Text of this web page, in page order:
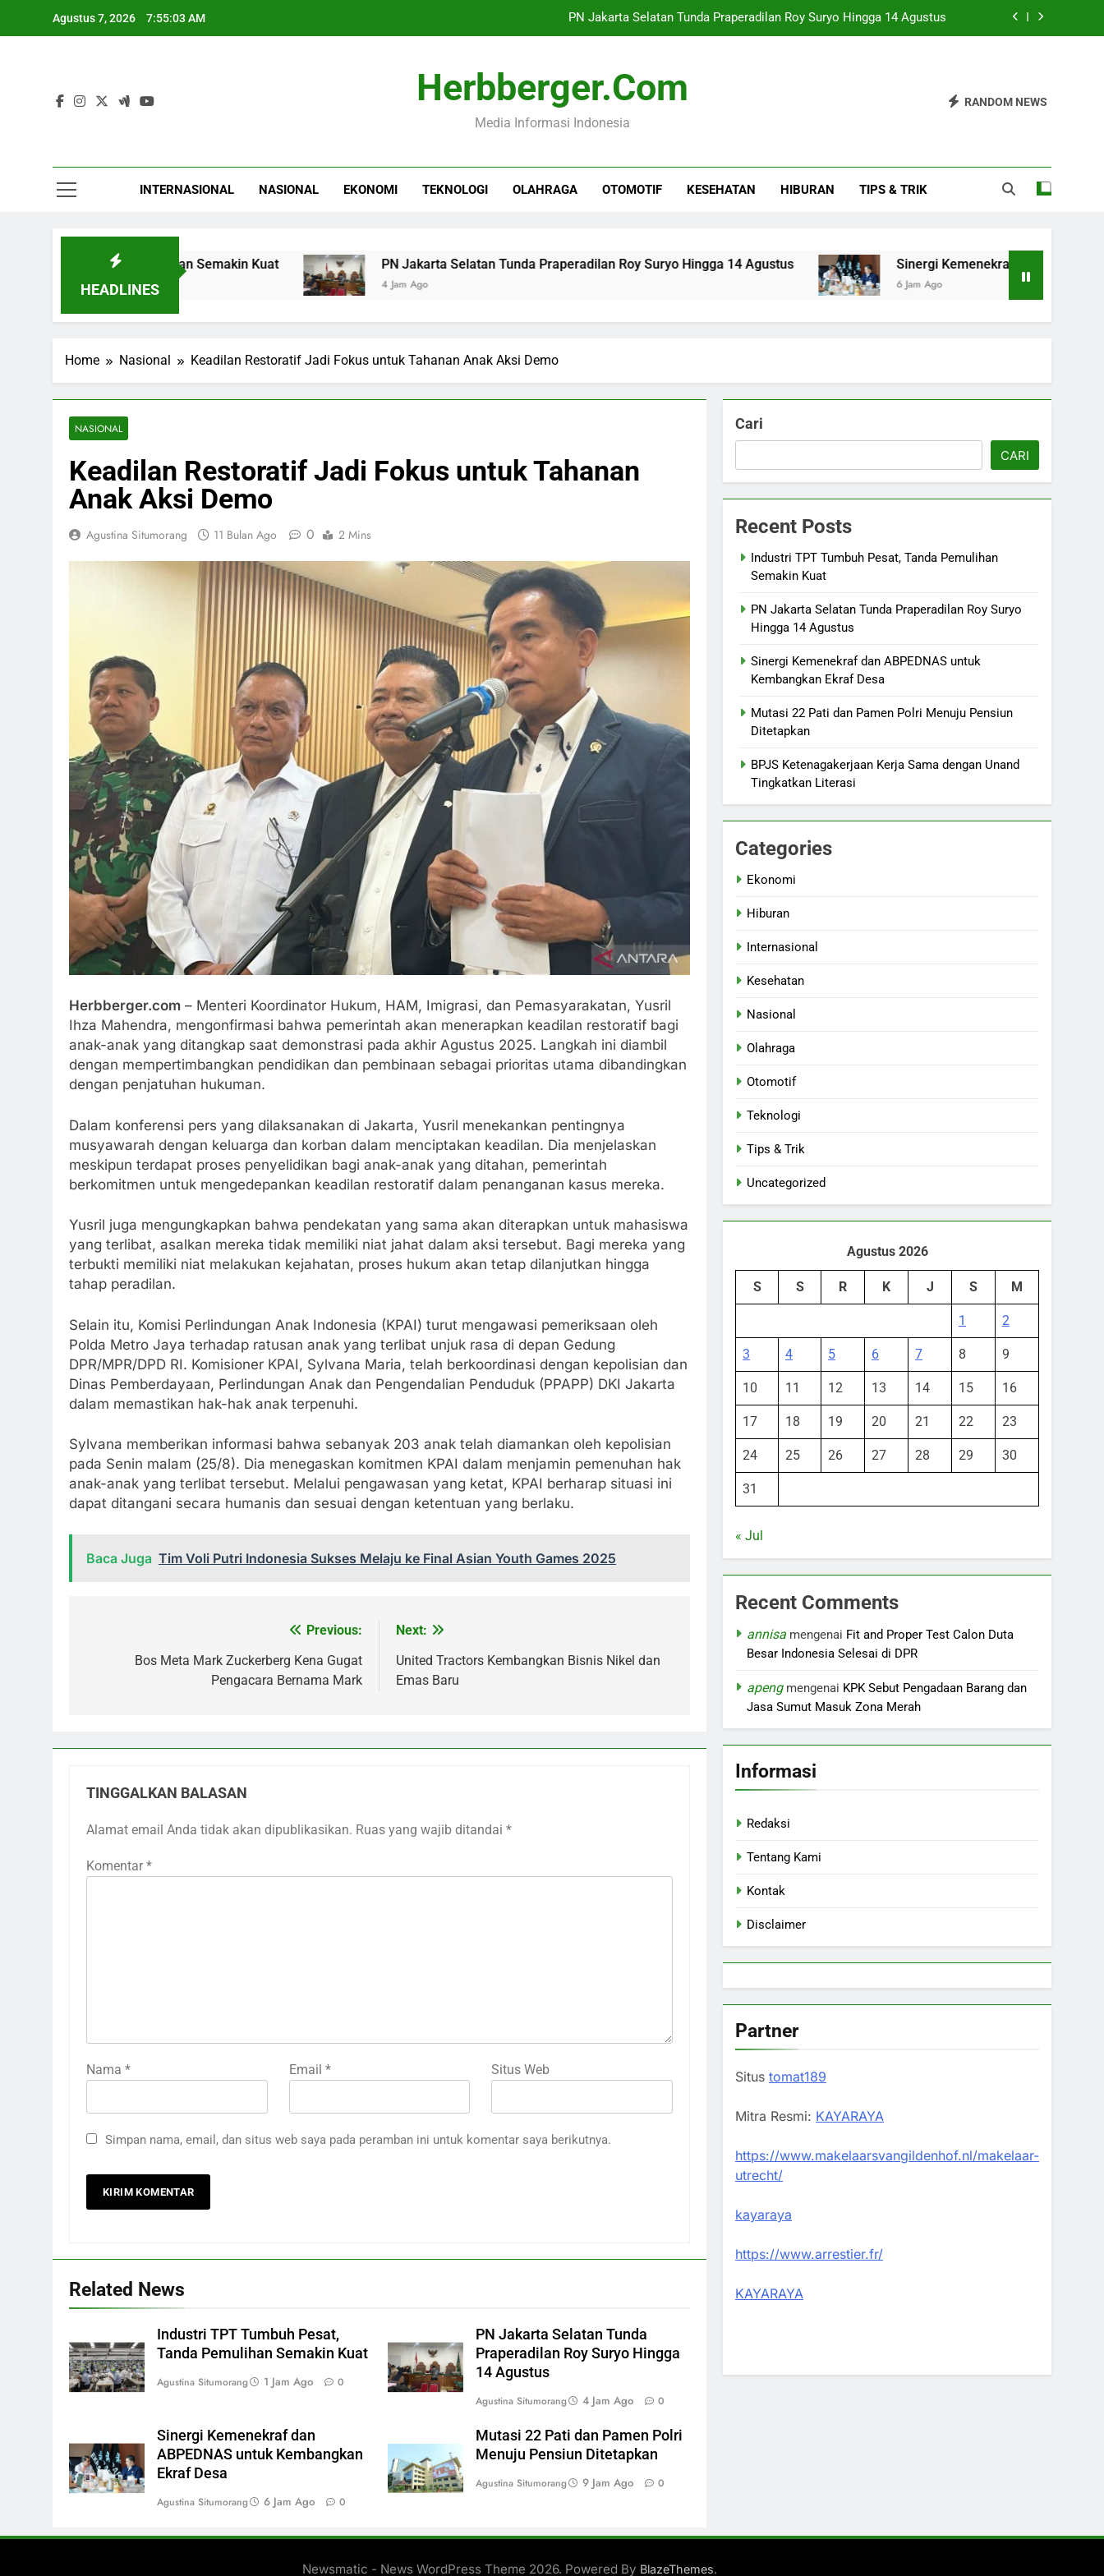
Agustus 7, 2026 7:55:04 AM PN Jakarta Selatan Tunda Praperadilan Roy Suryo Hingga 14 Agustus
Mutasi 22 Pati dan Pamen Polri Menuju Pensiun Ditetapkan
Industri TPT Tumbuh Pesat, Tanda Pemulihan Semakin Kuat
Sinergi Kemenekraf dan ABPEDNAS untuk Kembangkan Ekraf Desa
Herbberger.com
Media Informasi Indonesia
RANDOM NEWS
INTERNASIONAL NASIONAL EKONOMI TEKNOLOGI OLAHRAGA OTOMOTIF KESEHATAN HIBURAN TIPS & TRIK
HEADLINES
Tanda Pemulihan Semakin Kuat PN Jakarta Selatan Tunda Praperadilan Roy Suryo Hingga 14 Agustus
4 Jam Ago
Sinergi Kemenekraf dan ABPEDNAS untuk
6 Jam Ago
Home Nasional Keadilan Restoratif Jadi Fokus untuk Tahanan Anak Aksi Demo
NASIONAL
Keadilan Restoratif Jadi Fokus untuk Tahanan
Anak Aksi Demo
Agustina Situmorang 11 Bulan Ago 0 2 Mins
Herbberger.com – Menteri Koordinator Hukum, HAM, Imigrasi, dan Pemasyarakatan, Yusril
Ihza Mahendra, mengonfirmasi bahwa pemerintah akan menerapkan keadilan restoratif bagi
anak-anak yang ditangkap saat demonstrasi pada akhir Agustus 2025. Langkah ini diambil
dengan mempertimbangkan pendidikan dan pembinaan sebagai prioritas utama dibandingkan
dengan penjatuhan hukuman.
Dalam konferensi pers yang dilaksanakan di Jakarta, Yusril menekankan pentingnya
musyawarah dengan keluarga dan korban dalam menciptakan keadilan. Dia menjelaskan
meskipun terdapat proses penyelidikan bagi anak-anak yang ditahan, pemerintah
berkomitmen untuk mengedepankan keadilan restoratif dalam penanganan kasus mereka.
Yusril juga mengungkapkan bahwa pendekatan yang sama akan diterapkan untuk mahasiswa
yang terlibat, asalkan mereka tidak memiliki niat jahat dalam aksi tersebut. Bagi mereka yang
terbukti memiliki niat melakukan kejahatan, proses hukum akan tetap dilanjutkan hingga
tahap peradilan.
Selain itu, Komisi Perlindungan Anak Indonesia (KPAI) turut mengawasi pemeriksaan oleh
Polda Metro Jaya terhadap ratusan anak yang terlibat unjuk rasa di depan Gedung
DPR/MPR/DPD RI. Komisioner KPAI, Sylvana Maria, telah berkoordinasi dengan kepolisian dan
Dinas Pemberdayaan, Perlindungan Anak dan Pengendalian Penduduk (PPAPP) DKI Jakarta
dalam memastikan hak-hak anak terpenuhi.
Sylvana memberikan informasi bahwa sebanyak 203 anak telah diamankan oleh kepolisian
pada Senin malam (25/8). Dia menegaskan komitmen KPAI dalam menjamin pemenuhan hak
anak-anak yang terlibat tersebut. Melalui pengawasan yang ketat, KPAI berharap situasi ini
dapat ditangani secara humanis dan sesuai dengan ketentuan yang berlaku.
Baca Juga Tim Voli Putri Indonesia Sukses Melaju ke Final Asian Youth Games 2025
Previous:
Bos Meta Mark Zuckerberg Kena Gugat
Pengacara Bernama Mark
Next:
United Tractors Kembangkan Bisnis Nikel dan
Emas Baru
TINGGALKAN BALASAN
Alamat email Anda tidak akan dipublikasikan. Ruas yang wajib ditandai *
Komentar *
Nama * Email * Situs Web
Simpan nama, email, dan situs web saya pada peramban ini untuk komentar saya berikutnya.
Related News
Industri TPT Tumbuh Pesat,
Tanda Pemulihan Semakin Kuat
Agustina Situmorang 1 Jam Ago 0
PN Jakarta Selatan Tunda
Praperadilan Roy Suryo Hingga
14 Agustus
Agustina Situmorang 4 Jam Ago 0
Sinergi Kemenekraf dan
ABPEDNAS untuk Kembangkan
Ekraf Desa
Agustina Situmorang 6 Jam Ago 0
Mutasi 22 Pati dan Pamen Polri
Menuju Pensiun Ditetapkan
Agustina Situmorang 9 Jam Ago 0
Cari
CARI
Recent Posts
Industri TPT Tumbuh Pesat, Tanda Pemulihan
Semakin Kuat
PN Jakarta Selatan Tunda Praperadilan Roy Suryo
Hingga 14 Agustus
Sinergi Kemenekraf dan ABPEDNAS untuk
Kembangkan Ekraf Desa
Mutasi 22 Pati dan Pamen Polri Menuju Pensiun
Ditetapkan
BPJS Ketenagakerjaan Kerja Sama dengan Unand
Tingkatkan Literasi
Categories
Ekonomi
Hiburan
Internasional
Kesehatan
Nasional
Olahraga
Otomotif
Teknologi
Tips & Trik
Uncategorized
Agustus 2026
S S R K J S M
1 2
3 4 5 6 7 8 9
10 11 12 13 14 15 16
17 18 19 20 21 22 23
24 25 26 27 28 29 30
31
« Jul
Recent Comments
annisa mengenai Fit and Proper Test Calon Duta
Besar Indonesia Selesai di DPR
apengmengenai KPK Sebut Pengadaan Barang dan
Jasa Sumut Masuk Zona Merah
Informasi
Redaksi
Tentang Kami
Kontak
Disclaimer
Partner
Situs tomat189
Mitra Resmi: KAYARAYA
https://www.makelaarsvangildenhof.nl/makelaar-
utrecht/
kayaraya
https://www.arrestier.fr/
KAYARAYA
Newsmatic - News WordPress Theme 2026. Powered By BlazeThemes.